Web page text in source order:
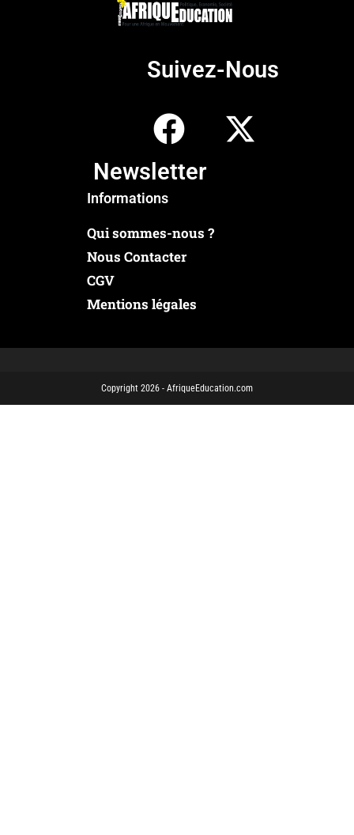
Suivez-Nous
Newsletter
Informations
Qui sommes-nous ?
Nous Contacter
CGV
Mentions légales
Copyright 2026 - AfriqueEducation.com